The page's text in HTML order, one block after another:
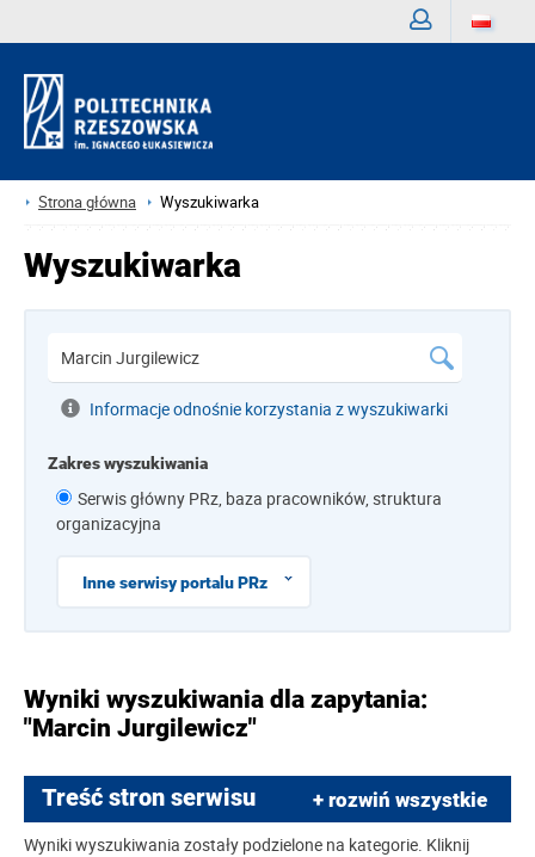
Strona główna Wyszukiwarka
Wyszukiwarka
Informacje odnośnie korzystania z wyszukiwarki
Zakres wyszukiwania
Serwis główny PRz, baza pracowników, struktura
organizacyjna
Inne serwisy portalu PRz
Wyniki wyszukiwania dla zapytania:
"Marcin Jurgilewicz"
Treść stron serwisu + rozwiń wszystkie
Wyniki wyszukiwania zostały podzielone na kategorie. Kliknij